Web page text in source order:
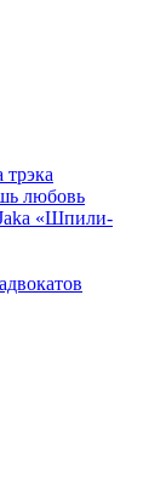
любовь
«Шпили-